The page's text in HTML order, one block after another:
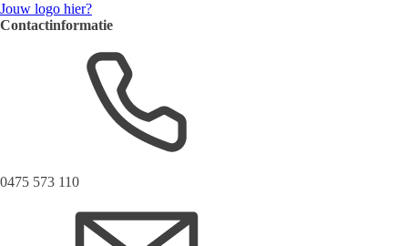
Jouw logo hier?
Contactinformatie
0475 573 110